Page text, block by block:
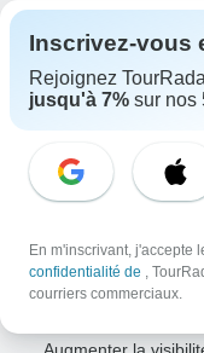
Pourquoi utiliser
Après votre
Politique d'annulation
Community
L'aventure
Solutions
Voyagistes
Développer une
Inscrivez-vous
Rejoignez
jusqu'à 7% sur nos
En m'inscrivant, j'accepte
confidentialité de ,
courriers commerciaux.